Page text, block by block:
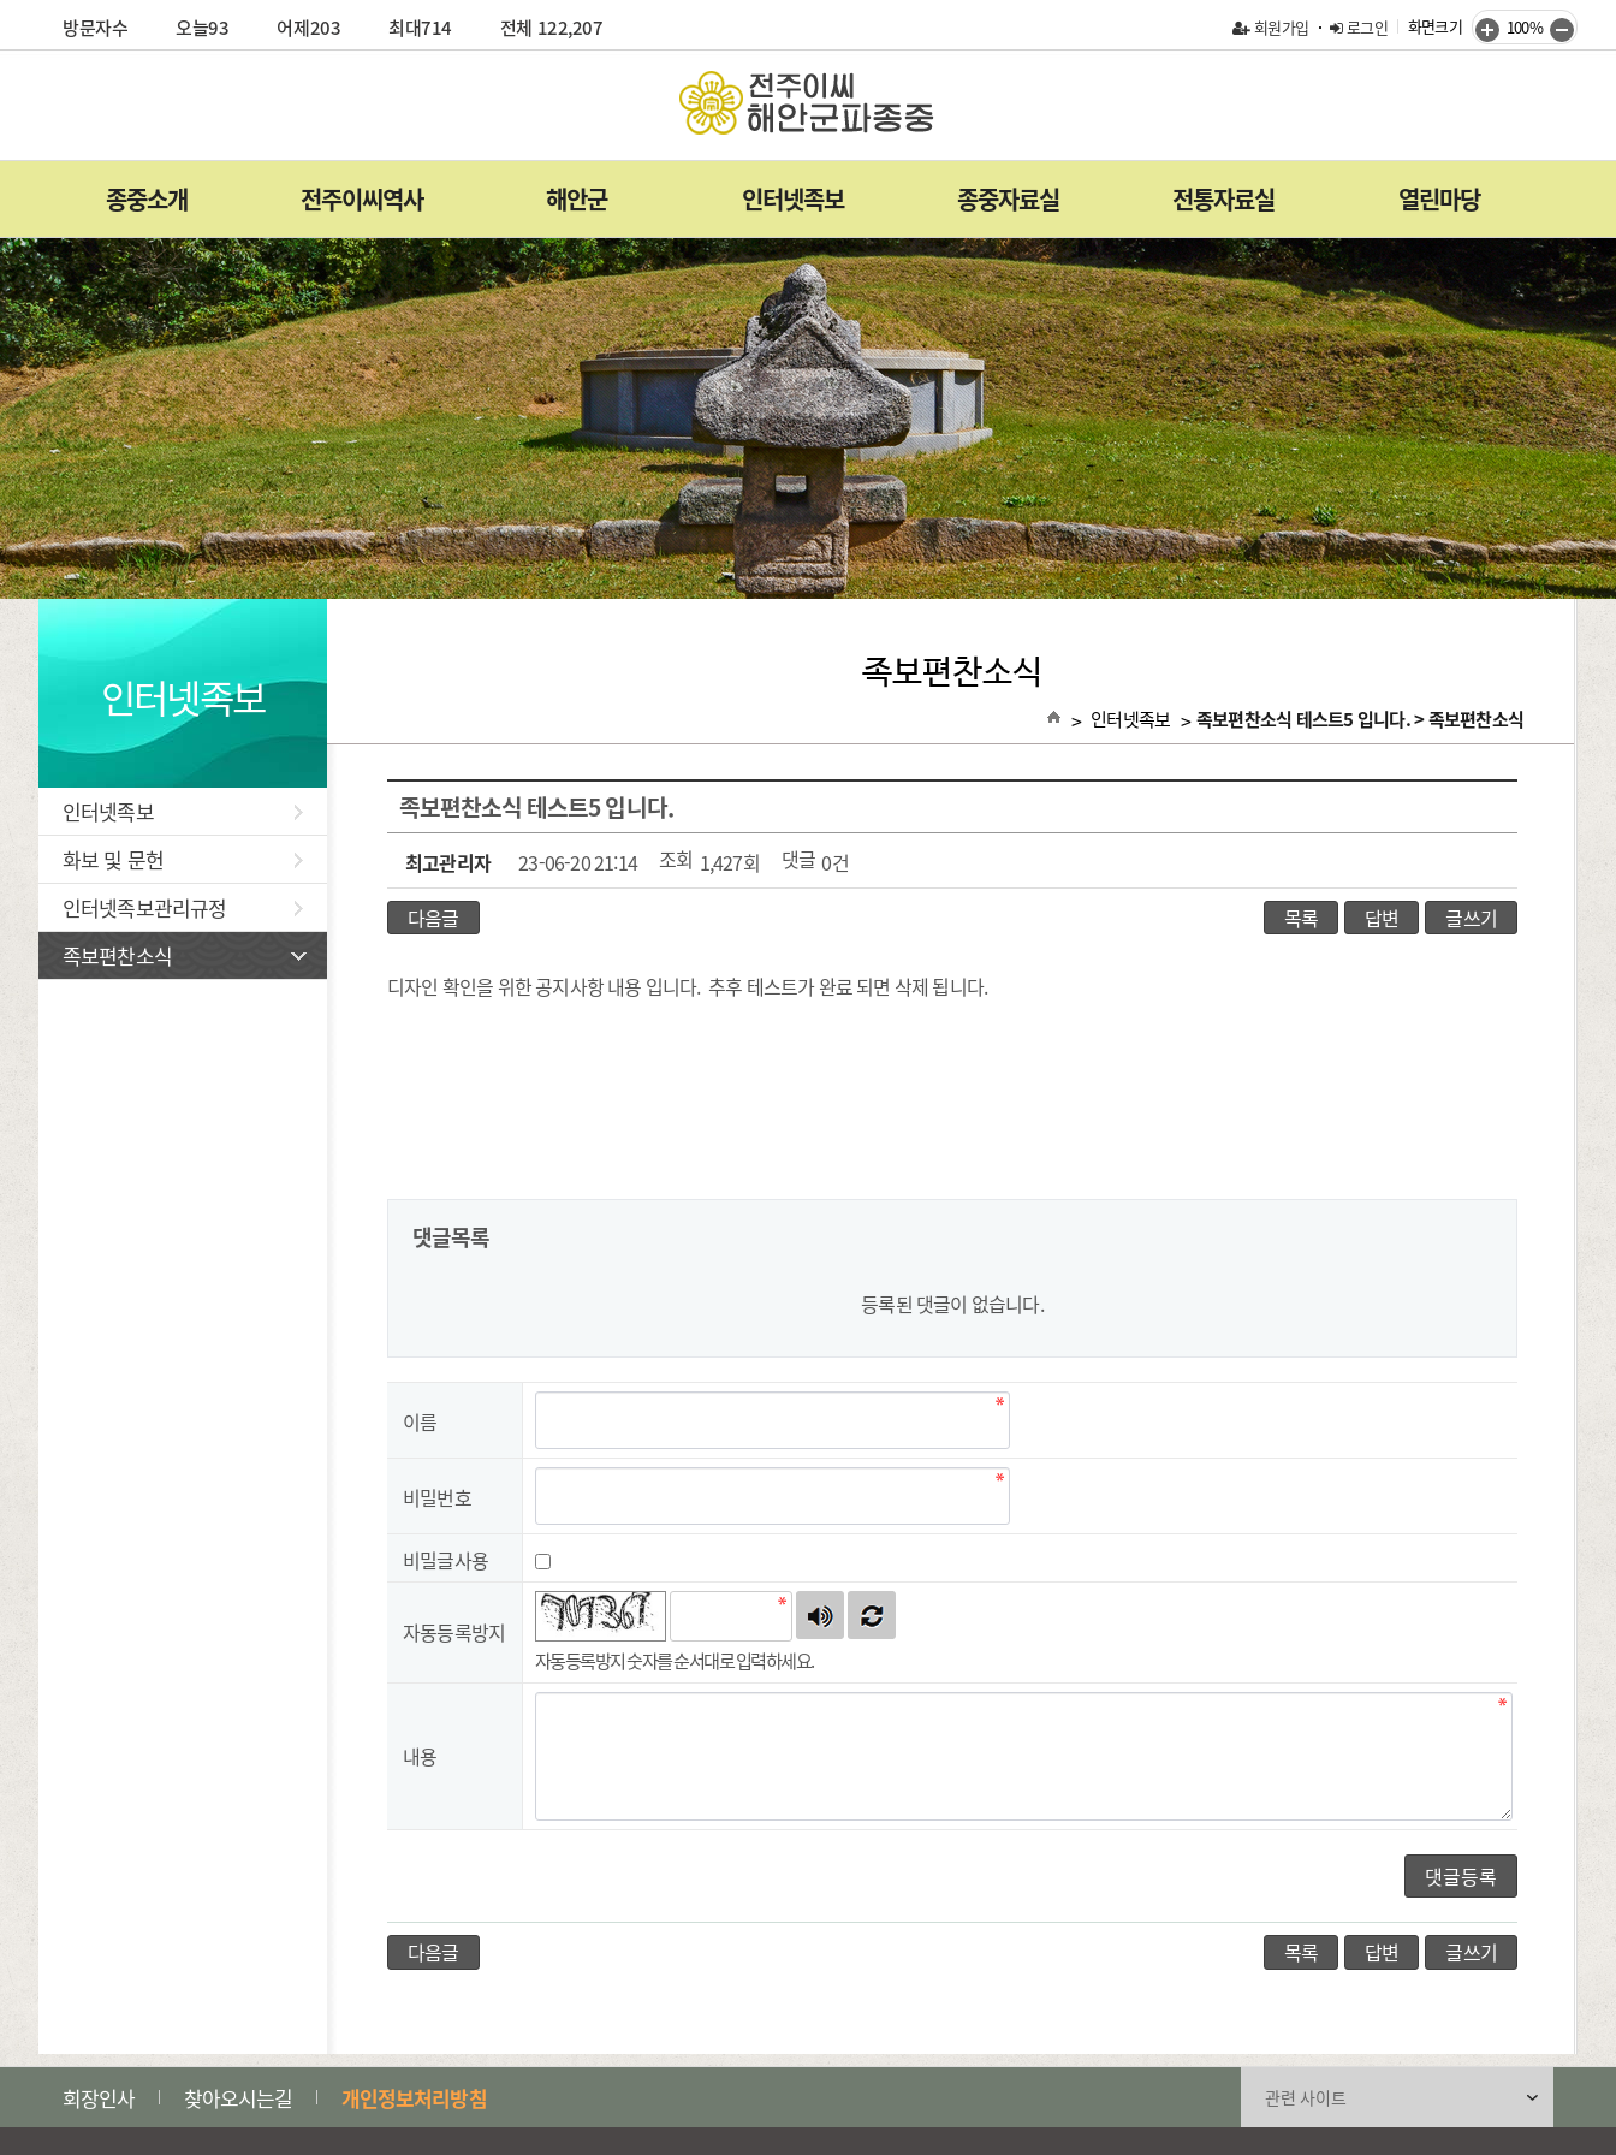
방문자수 오늘93 어제203 최대714 전체 122,207 회원가입 로그인 화면크기 100%
종중소개 전주이씨역사 해안군 인터넷족보 종중자료실 전통자료실 열린마당
인터넷족보
인터넷족보
화보 및 문헌
인터넷족보관리규정
족보편찬소식
족보편찬소식
> 인터넷족보 > 족보편찬소식 테스트5 입니다. > 족보편찬소식
족보편찬소식 테스트5 입니다.
최고관리자 23-06-20 21:14 조회 1,427회 댓글 0건
다음글
목록 답변 글쓰기
디자인 확인을 위한 공지사항 내용 입니다. 추후 테스트가 완료 되면 삭제 됩니다.
댓글목록
등록된 댓글이 없습니다.
이름
비밀번호
비밀글사용
자동등록방지
자동등록방지
자동등록방지 숫자를 순서대로 입력하세요.
내용
다음글 목록 답변 글쓰기
회장인사 찾아오시는길 개인정보처리방침